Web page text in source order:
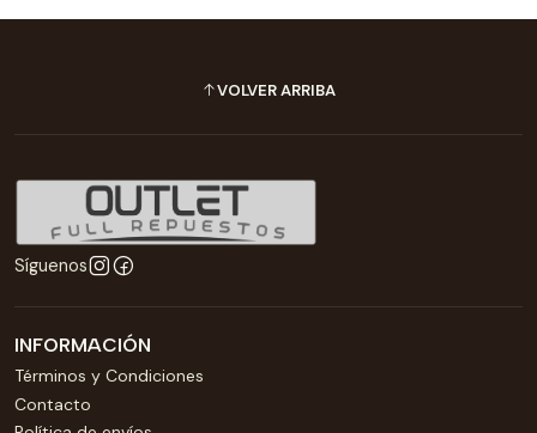
VOLVER ARRIBA
Síguenos
INFORMACIÓN
Términos y Condiciones
Contacto